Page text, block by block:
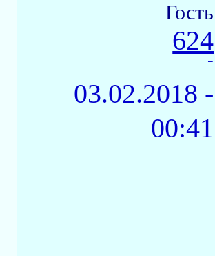
Гость
624
-
03.02.2018 -
00:41